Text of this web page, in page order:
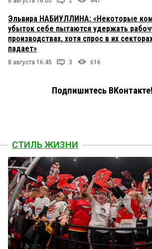
Эльвира НАБИУЛЛИНА: «Некоторые
убыток себе пытаются удержать
производствах, хотя спрос в их
падает»
8 августа 16:45 3 616
Подпишитесь ВКонтакте!
СТИЛЬ ЖИЗНИ